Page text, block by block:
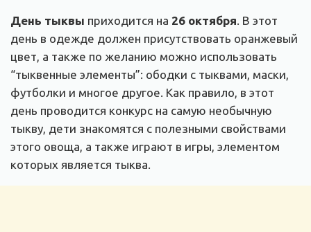
День тыквы приходится на 26 октября . В этот
день в одежде должен присутствовать оранжевый
цвет, а также по желанию можно использовать
“тыквенные элементы”: ободки с тыквами, маски,
футболки и многое другое. Как правило, в этот
день проводится конкурс на самую необычную
тыкву, дети знакомятся с полезными свойствами
этого овоща, а также играют в игры, элементом
которых является тыква.